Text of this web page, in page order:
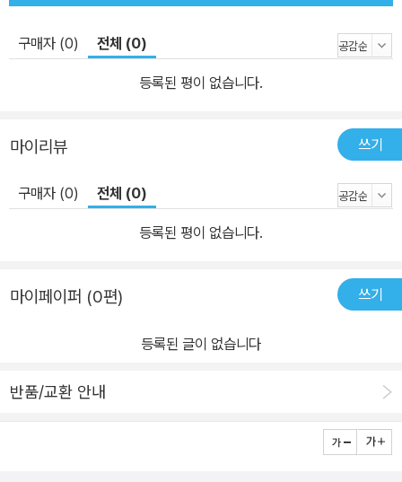
구매자 (0) 전체 (0)
등록된 평이 없습니다.
마이리뷰 쓰기
구매자 (0) 전체 (0)
등록된 평이 없습니다.
마이페이퍼 (0편) 쓰기
등록된 글이 없습니다
반품/교환 안내